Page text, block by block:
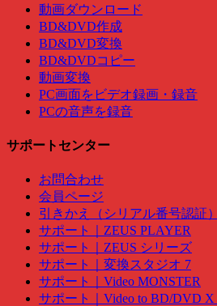
動画ダウンロード
BD&DVD作成
BD&DVD変換
BD&DVDコピー
動画変換
PC画面をビデオ録画・録音
PCの音声を録音
サポートセンター
お問合わせ
会員ページ
引きかえ（シリアル番号認証）
サポート｜ZEUS PLAYER
サポート｜ZEUS シリーズ
サポート｜変換スタジオ 7
サポート｜Video MONSTER
サポート｜Video to BD/DVD